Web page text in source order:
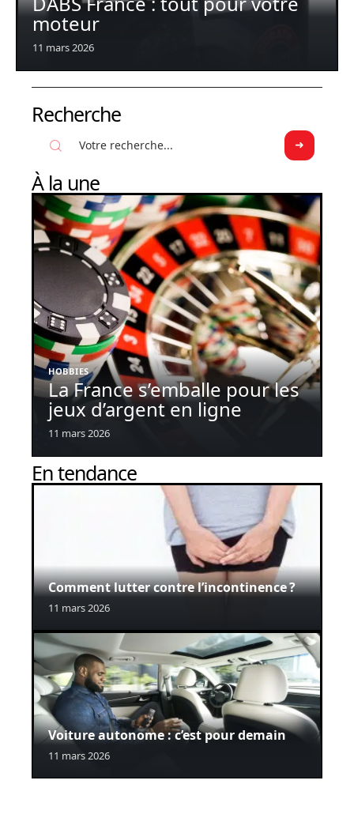
moteur
11 mars 2026
Recherche
À la une
HOBBIES
La France s’emballe pour les
jeux d’argent en ligne
11 mars 2026
En tendance
Comment lutter contre l’incontinence ?
11 mars 2026
Voiture autonome : c’est pour demain
11 mars 2026